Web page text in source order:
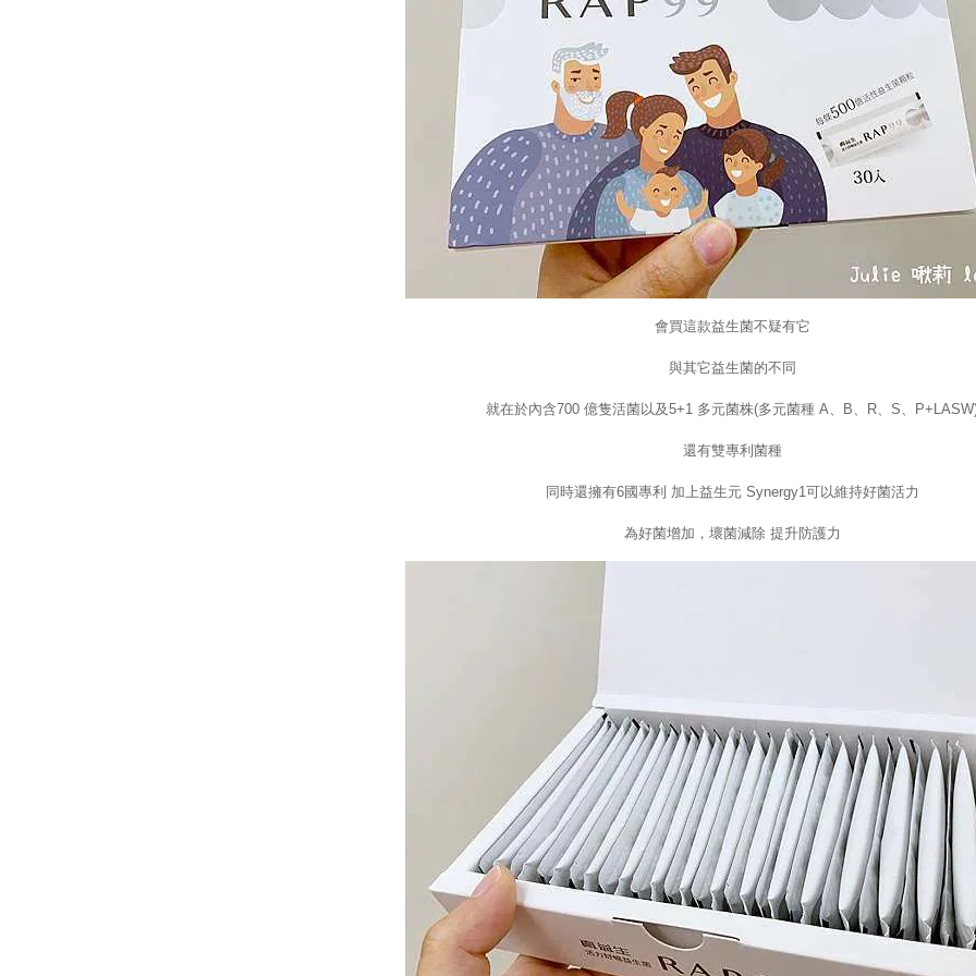
會買這款益生菌不疑有它
與其它益生菌的不同
就在於內含700 億隻活菌以及5+1 多元菌株(多元菌種 A、B、R、S、
還有雙專利菌種
同時還擁有6國專利 加上益生元 Synergy1可以維持好菌活力
為好菌增加，壞菌減除 提升防護力